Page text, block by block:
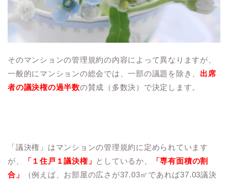
そのマンションの管理規約の内容によって異なりますが、
一般的にマンションの総会では、一部の議題を除き、 出席
者の議決権の過半数の賛成（多数決）で決定します。
「議決権」はマンションの管理規約に定められています
が、
「１住戸１議決権」 としているか、
「専有面積の割
合」
（例えば、お部屋の広さが37.03㎡であれば37.03議決